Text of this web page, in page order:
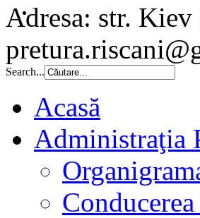
Adresa: str.
Search...
Acasă
Administraţia